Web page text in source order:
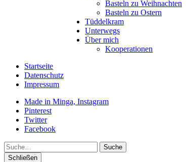
Basteln zu Weihnachten
Basteln zu Ostern
Tüddelkram
Unterwegs
Über mich
Kooperationen
Startseite
Datenschutz
Impressum
Made in Minga, Instagram
Pinterest
Twitter
Facebook
Suche
Schließen